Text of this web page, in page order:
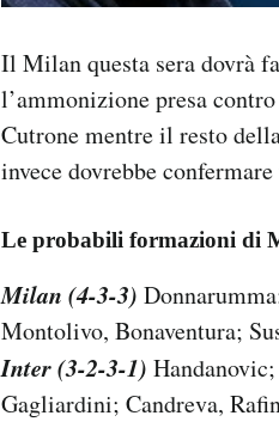
Il Milan questa sera dovrà
l’ammonizione presa
Cutrone mentre il resto
invece dovrebbe
Le probabili formazioni di
Milan (4-3-3)
Montolivo, Bonaventura;
Inter (3-2-3-1)
Gagliardini; Candreva,